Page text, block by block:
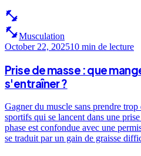
fitness_center
fitness_centerMusculation
October 22, 202510 min de lecture
Prise de masse : que
s'entraîner ?
Gagner du muscle sans prendre
sportifs qui se lancent dans une
phase est confondue avec une
se traduit par un gain de graisse